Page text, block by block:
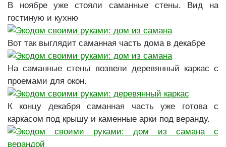
В ноябре уже стояли саманные стены. Вид на
гостиную и кухню
Вот так выглядит саманная часть дома в декабре
На саманные стены возвели деревянный каркас с
проемами для окон.
К концу декабря саманная часть уже готова с
каркасом под крышу и каменные арки под веранду.